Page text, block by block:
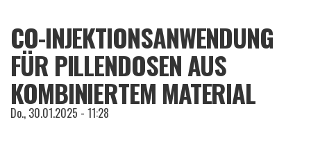
CO-INJEKTIONSANWENDUNG
FÜR PILLENDOSEN AUS
KOMBINIERTEM MATERIAL
Do., 30.01.2025 - 11:28